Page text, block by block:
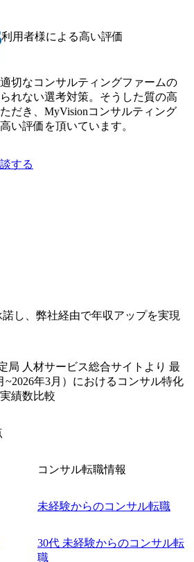
の実施を予定しています ※1名あた
最大2時間半程度を想定しています
間をなるべく空けないよう調整して
ないケースもございます オンライ
の実施 ※東京オフィスのみのご応
ス希望を含めたご応募はお受けい
ください ● フルタイムでの職務経
で、東京オフィスのコンサルタント
ある方 ● 英語・日本語ともにビジ
語が母国語でない方は日本語能力
上級レベルの日本語力(会話・読解
利用者様による高い評価
切なコンサルティングファームの
れない選考対策。そうした質の高
だき、MyVisionコンサルティング
い評価を頂いています。
する
し、弊社経由で年収アップを実現
局 人材サービス総合サイトより 最
~2026年3月）におけるコンサル特化
績数比較
コンサル転職情報
未経験からのコンサル転職
30代 未経験からのコンサル転
職